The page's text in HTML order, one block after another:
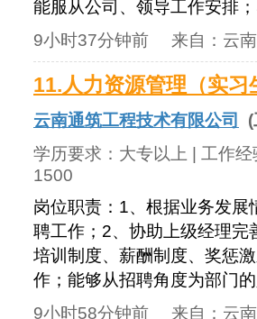
能服从公司、领导工作安排
9小时37分钟前 来自： 云
11.人力资源管理（实习
云南通筑工程技术有限公司
学历要求： 大专以上 | 工作
1500
岗位职责：1、根据业务发
聘工作；2、协助上级经理完
培训制度、薪酬制度、奖惩
作；能够从招聘角度为部门
9小时58分钟前 来自： 云